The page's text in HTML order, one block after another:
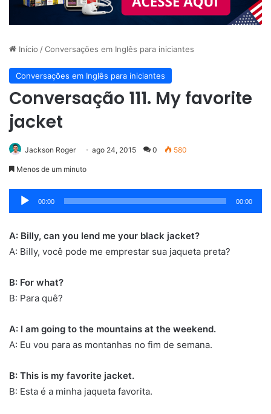
Início /Conversações em Inglês para iniciantes
Conversações em Inglês para iniciantes
Conversação 111. My favorite
jacket
Jackson Roger ago 24, 2015 0 580
Menos de um minuto
Tocador
de
00:00 00:00
A: Billy, can you lend me your black jacket?
A: Billy, você pode me emprestar sua jaqueta preta?
B: For what?
B: Para quê?
A: I am going to the mountains at the weekend.
A: Eu vou para as montanhas no fim de semana.
B: This is my favorite jacket.
B: Esta é a minha jaqueta favorita.